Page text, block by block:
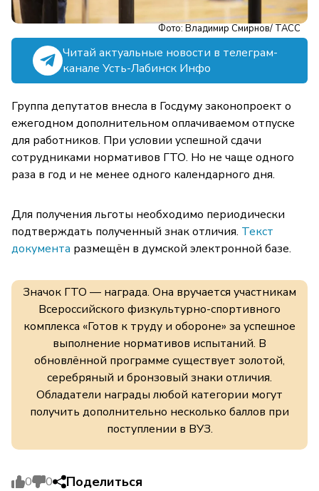
Фото: Владимир Смирнов/ ТАСС
Читай актуальные новости в телеграм-
канале Усть-Лабинск Инфо
Группа депутатов внесла в Госдуму законопроект о
ежегодном дополнительном оплачиваемом отпуске
для работников. При условии успешной сдачи
сотрудниками нормативов ГТО. Но не чаще одного
раза в год и не менее одного календарного дня.
Для получения льготы необходимо периодически
подтверждать полученный знак отличия. Текст
документа размещён в думской электронной базе.
Значок ГТО — награда. Она вручается участникам
Всероссийского физкультурно-спортивного
комплекса «Готов к труду и обороне» за успешное
выполнение нормативов испытаний. В
обновлённой программе существует золотой,
серебряный и бронзовый знаки отличия.
Обладатели награды любой категории могут
получить дополнительно несколько баллов при
поступлении в ВУЗ.
0 0 Поделиться